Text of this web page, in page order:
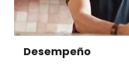
Desempeño